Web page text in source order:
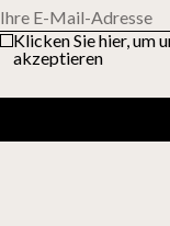
Ihre E-Mail-Adresse
Klicken Sie hier, um
akzeptieren